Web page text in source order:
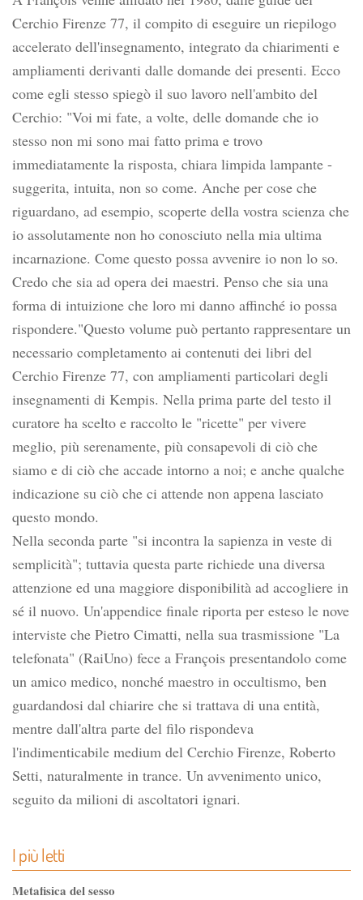
Cerchio Firenze 77, il compito di eseguire un riepilogo
accelerato dell'insegnamento, integrato da chiarimenti e
ampliamenti derivanti dalle domande dei presenti. Ecco
come egli stesso spiegò il suo lavoro nell'ambito del
Cerchio: "Voi mi fate, a volte, delle domande che io
stesso non mi sono mai fatto prima e trovo
immediatamente la risposta, chiara limpida lampante -
suggerita, intuita, non so come. Anche per cose che
riguardano, ad esempio, scoperte della vostra scienza che
io assolutamente non ho conosciuto nella mia ultima
incarnazione. Come questo possa avvenire io non lo so.
Credo che sia ad opera dei maestri. Penso che sia una
forma di intuizione che loro mi danno affinché io possa
rispondere."Questo volume può pertanto rappresentare un
necessario completamento ai contenuti dei libri del
Cerchio Firenze 77, con ampliamenti particolari degli
insegnamenti di Kempis. Nella prima parte del testo il
curatore ha scelto e raccolto le "ricette" per vivere
meglio, più serenamente, più consapevoli di ciò che
siamo e di ciò che accade intorno a noi; e anche qualche
indicazione su ciò che ci attende non appena lasciato
questo mondo.
Nella seconda parte "si incontra la sapienza in veste di
semplicità"; tuttavia questa parte richiede una diversa
attenzione ed una maggiore disponibilità ad accogliere in
sé il nuovo. Un'appendice finale riporta per esteso le nove
interviste che Pietro Cimatti, nella sua trasmissione "La
telefonata" (RaiUno) fece a François presentandolo come
un amico medico, nonché maestro in occultismo, ben
guardandosi dal chiarire che si trattava di una entità,
mentre dall'altra parte del filo rispondeva
l'indimenticabile medium del Cerchio Firenze, Roberto
Setti, naturalmente in trance. Un avvenimento unico,
seguito da milioni di ascoltatori ignari.
I più letti
Metafisica del sesso